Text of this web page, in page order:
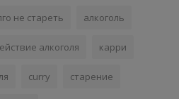
не стареть алкоголь
алкоголя карри
curry старение